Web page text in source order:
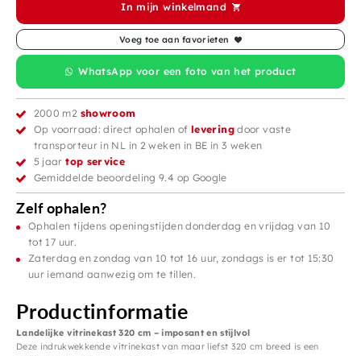
In mijn winkelmand
Voeg toe aan favorieten
WhatsApp voor een foto van het product
2000 m2 showroom
Op voorraad: direct ophalen ofleveringdoor vaste
transporteur in NL in 2 weken in BE in 3 weken
5 jaartop service
Gemiddelde beoordeling 9.4 op Google
Zelf ophalen?
Ophalen tijdens openingstijden donderdag en vrijdag van 10
tot 17 uur.
Zaterdag en zondag van 10 tot 16 uur, zondags is er tot 15:30
uur iemand aanwezig om te tillen.
Productinformatie
Landelijke vitrinekast 320 cm – imposant en stijlvol
Deze indrukwekkende vitrinekast van maar liefst 320 cm breed is een